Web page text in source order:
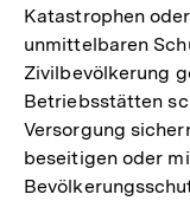
Katastrophen
unmittelbaren
Zivilbevölkerung
Betriebsstätten
Versorgung
beseitigen oder